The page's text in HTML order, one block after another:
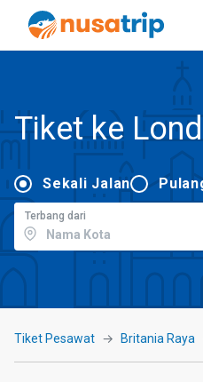
Tiket ke
Sekali Jalan
Terbang dari
Tiket Pesawat Britania Raya